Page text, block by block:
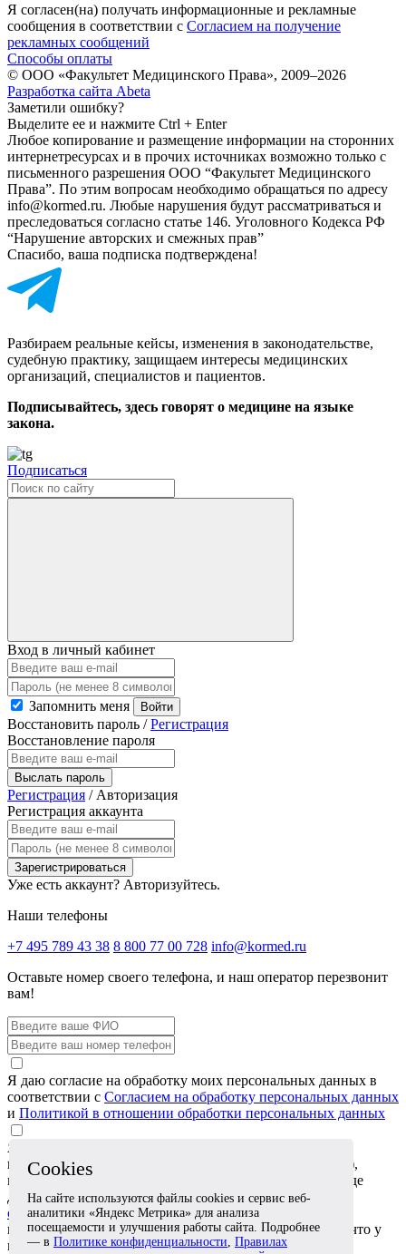
Я согласен(на) получать информационные и рекламные
сообщения в соответствии с Согласием на получение
рекламных сообщений
Способы оплаты
© ООО «Факультет Медицинского Права», 2009–2026
Разработка сайта Abeta
Заметили ошибку?
Выделите ее и нажмите Ctrl + Enter
Любое копирование и размещение информации на сторонних
интернет­ресурсах и в прочих источниках возможно только с
письменного разрешения ООО “Факультет Медицинского
Права”. По этим вопросам необходимо обращаться по адресу
info@kormed.ru. Любые нарушения будут рассматриваться и
преследоваться согласно статье 146. Уголовного Кодекса РФ
“Нарушение авторских и смежных прав”
Спасибо, ваша подписка подтверждена!
Разбираем реальные кейсы, изменения в законодательстве,
судебную практику, защищаем интересы медицинских
организаций, специалистов и пациентов.
Подписывайтесь, здесь говорят о медицине на языке
закона.
Подписаться
Вход в личный кабинет
Запомнить меня Войти
Восстановить пароль /Регистрация
Восстановление пароля
Выслать пароль
Регистрация / Авторизация
Регистрация аккаунта
Зарегистрироваться
Уже есть аккаунт? Авторизуйтесь.
Наши телефоны
+7 495 789 43 38 8 800 77 00 728 info@kormed.ru
Оставьте номер своего телефона, и наш оператор перезвонит
вам!
Я даю согласие на обработку моих персональных данных в
соответствии с Согласием на обработку персональных данных
и Политикой в отношении обработки персональных данных
Я даю согласие на обработку специальных категорий
персональных данных (сведений о состоянии здоровья),
которые я сообщаю в обращении или прикрепляю в виде
документов, в соответствии с Согласием на обработку
специальных категорий персональных данных
подтверждаю, что эти сведения относятся ко мне либо что у
меня есть согласие лица, к которому они относятся
Cookies
На сайте используются файлы cookies и сервис веб-
аналитики «Яндекс Метрика» для анализа
посещаемости и улучшения работы сайта. Подробнее
— в Политике конфиденциальности, Правилах